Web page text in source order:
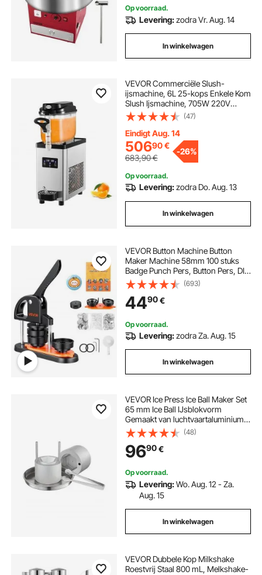
Op voorraad.
Levering:zodra Vr. Aug. 14
In winkelwagen
VEVOR Commerciële Slush-
ijsmachine, 6L 25-kops Enkele Kom
Slush Ijsmachine, 705W 220V
Slush-ijsmachine, 19 x 47 x 60 cm
RVS Margarita Smoothie Bevroren
Drankmaker met Intelligent LED-
Bedieningspaneel
(47)
Eindigt Aug. 14
50690€
683,90€
-26%
Op voorraad.
Levering:zodra Do. Aug. 13
In winkelwagen
VEVOR Button Machine Button
Maker Machine 58mm 100 stuks
Badge Punch Pers, Button Pers, DIY
Badge Pers Machine Button Badge
Maker voor Gepersonaliseerde
Badges inclusief Spellbook en
Cirkelsnijder
(693)
4490€
Op voorraad.
Levering:zodra Za. Aug. 15
In winkelwagen
VEVOR Ice Press Ice Ball Maker Set
65 mm Ice Ball IJsblokvorm
Gemaakt van luchtvaartaluminium
met tang en lekbak, Diamond Ice
Ball Maker voor Whisky Cocktail
Bourbon Scotch op Feesten en op
Vakantie
(48)
9690€
Op voorraad.
Levering:Wo. Aug. 12 - Za.
Aug. 15
In winkelwagen
VEVOR Dubbele Kop Milkshake
Roestvrij Staal 800 mL, Melkshake-